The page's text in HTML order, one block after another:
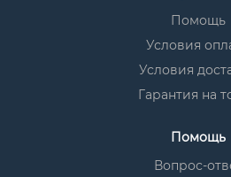
Помощь
Условия
Условия
Гарантия на
Помощь
Вопрос-